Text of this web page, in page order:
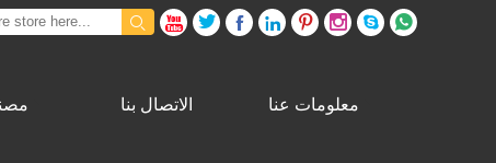
       

الاتصال بنا معلومات عنا